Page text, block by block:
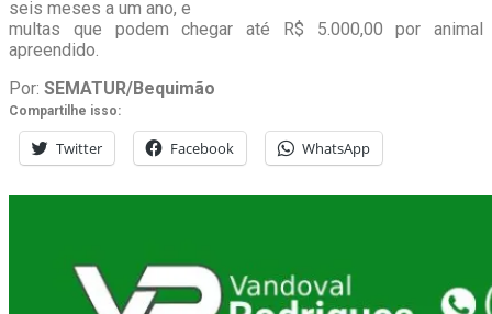
seis meses a um ano, e
multas que podem chegar até R$ 5.000,00 por animal
apreendido.
Por: SEMATUR/Bequimão
Compartilhe isso:
Twitter Facebook WhatsApp